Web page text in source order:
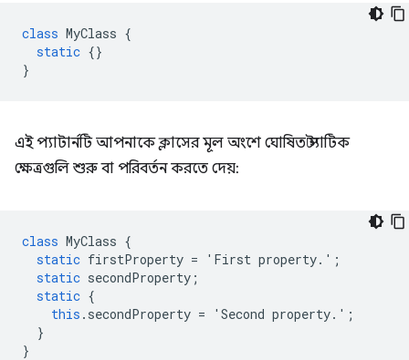
class MyClass {
static {}
}
এই প্যাটার্নটি আপনাকে ক্লাসের মূল অংশে ঘোষিত স্ট্যাটিক
ক্ষেত্রগুলি শুরু বা পরিবর্তন করতে দেয়:
class MyClass {
static firstProperty = ' First property.';
static secondProperty ;
static {
this . secondProperty = ' Second property.';
}
}